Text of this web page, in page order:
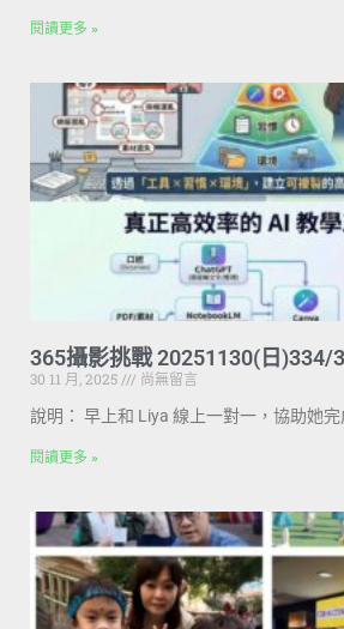
閱讀更多 »
365攝影挑戰 20251130(日)334/
30 11 月, 2025
尚無留言
說明： 早上和 Liya 線上一對一，協助她
閱讀更多 »